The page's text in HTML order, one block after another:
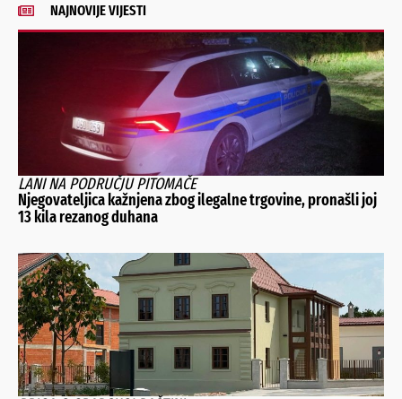
NAJNOVIJE VIJESTI
LANI NA PODRUČJU PITOMAČE
Njegovateljica kažnjena zbog ilegalne trgovine, pronašli joj
13 kila rezanog duhana